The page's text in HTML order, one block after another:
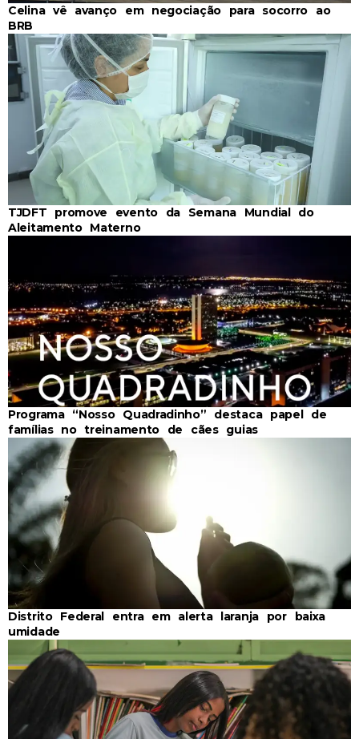
Celina vê avanço em negociação para socorro ao
BRB
TJDFT promove evento da Semana Mundial do
Aleitamento Materno
Programa “Nosso Quadradinho” destaca papel de
famílias no treinamento de cães guias
Distrito Federal entra em alerta laranja por baixa
umidade